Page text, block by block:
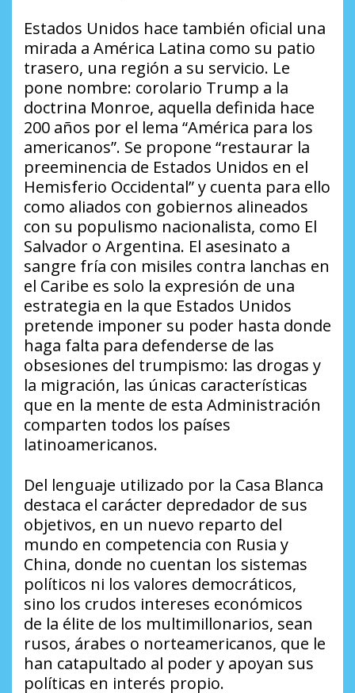
Estados Unidos hace también oficial una
mirada a América Latina como su patio
trasero, una región a su servicio. Le
pone nombre: corolario Trump a la
doctrina Monroe, aquella definida hace
200 años por el lema “América para los
americanos”. Se propone “restaurar la
preeminencia de Estados Unidos en el
Hemisferio Occidental” y cuenta para ello
como aliados con gobiernos alineados
con su populismo nacionalista, como El
Salvador o Argentina. El asesinato a
sangre fría con misiles contra lanchas en
el Caribe es solo la expresión de una
estrategia en la que Estados Unidos
pretende imponer su poder hasta donde
haga falta para defenderse de las
obsesiones del trumpismo: las drogas y
la migración, las únicas características
que en la mente de esta Administración
comparten todos los países
latinoamericanos.
Del lenguaje utilizado por la Casa Blanca
destaca el carácter depredador de sus
objetivos, en un nuevo reparto del
mundo en competencia con Rusia y
China, donde no cuentan los sistemas
políticos ni los valores democráticos,
sino los crudos intereses económicos
de la élite de los multimillonarios, sean
rusos, árabes o norteamericanos, que le
han catapultado al poder y apoyan sus
políticas en interés propio.